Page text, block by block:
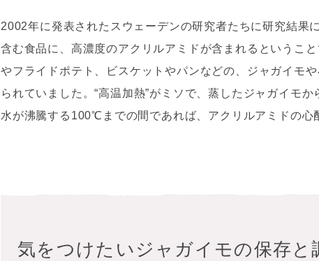
2002年に発表されたスウェーデンの研究者たちに研究結果
含む食品に、高濃度のアクリルアミドが含まれるというこ
やフライドポテト、ビスケットやパンなどの、ジャガイモ
られていました。“高温加熱”がミソで、蒸したジャガイモ
水が沸騰する100℃までの間であれば、アクリルアミドの心
気をつけたいジャガイモの保存と